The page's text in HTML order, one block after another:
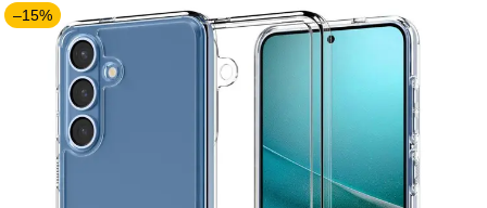
–15%